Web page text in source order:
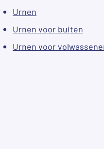
Urnen
Urnen voor buiten
Urnen voor